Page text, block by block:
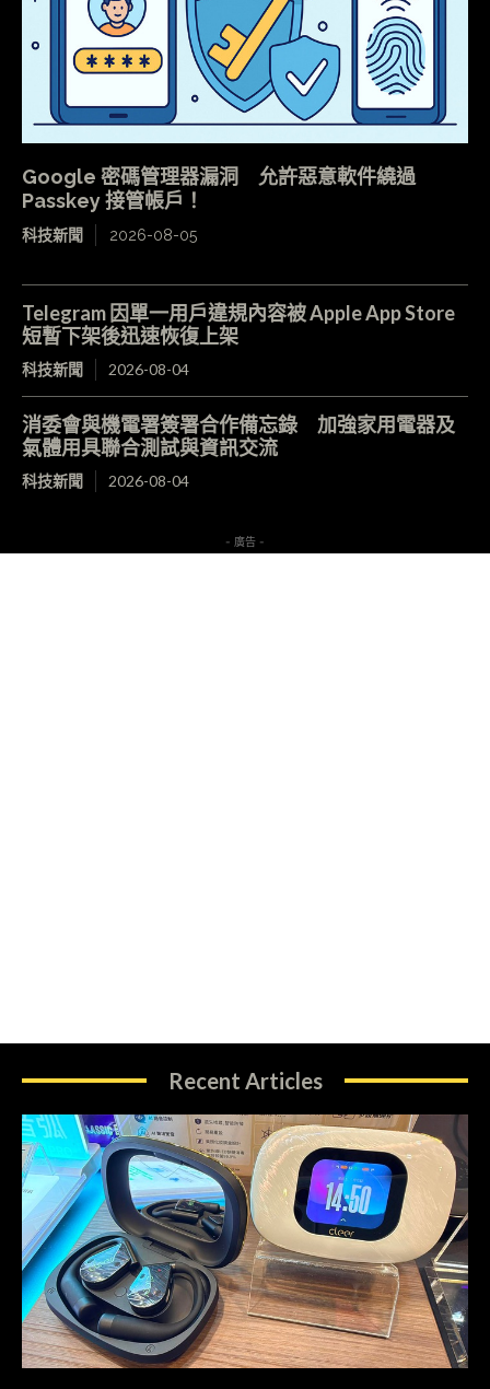
Google 密碼管理器漏洞 允許惡意軟件繞過
Passkey 接管帳戶！
科技新聞 2026-08-05
Telegram 因單一用戶違規內容被 Apple App Store
短暫下架後迅速恢復上架
科技新聞 2026-08-04
消委會與機電署簽署合作備忘錄 加強家用電器及
氣體用具聯合測試與資訊交流
科技新聞 2026-08-04
- 廣告 -
Recent Articles